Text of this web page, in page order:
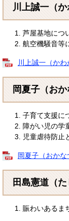
川上誠一（
芦屋基地につ
航空機騒音等
川上誠一（か
岡夏子（お
子育て支援に
障がい児の学
児童虐待防止
岡夏子（おか
田島憲道（
賑わいあるま